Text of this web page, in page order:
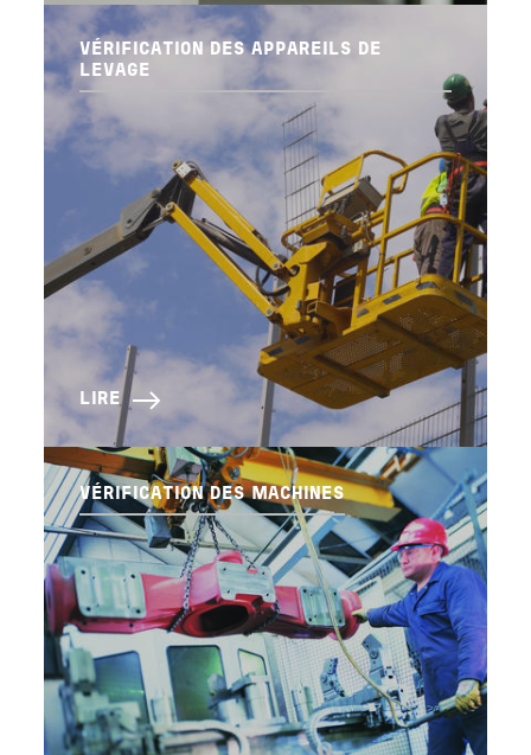
VÉRIFICATION DES APPAREILS DE
LEVAGE
LIRE
VÉRIFICATION DES MACHINES